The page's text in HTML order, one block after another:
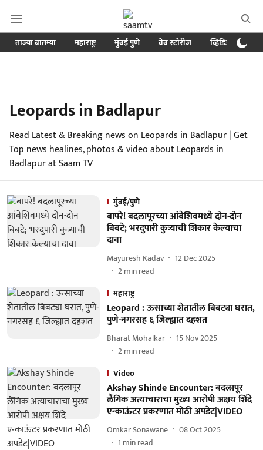
ताज्या बातम्या महाराष्ट्र मुंबई पुणे वेब स्टोरीज व्हिडिओ
Leopards in Badlapur
Read Latest & Breaking news on Leopards in Badlapur | Get
Top news healines, photos & video about Leopards in
Badlapur at Saam TV
मुंबई/पुणे
बापरे! बदलापूरच्या आंबेशिवमध्ये दोन-दोन
बिबटे; भरदुपारी कुत्र्याची शिकार केल्याचा
दावा
Mayuresh Kadav
12 Dec 2025
2min read
महाराष्ट्र
Leopard : ऊसाच्या शेतातील बिबट्या घरात,
पुणे-नगरसह ६ जिल्ह्यात दहशत
Bharat Mohalkar
15 Nov 2025
2min read
Video
Akshay Shinde Encounter: बदलापूर
लैंगिक अत्याचाराचा मुख्य आरोपी अक्षय शिंदे
एन्काऊंटर प्रकरणात मोठी अपडेट|VIDEO
Omkar Sonawane
08 Oct 2025
1 min read